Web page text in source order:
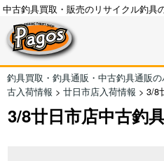
中古釣具買取・販売のリサイクル釣具
釣具買取・釣具通販・中古釣具通販
古入荷情報 > 廿日市店入荷情報 > 3/8
3/8廿日市店中古釣